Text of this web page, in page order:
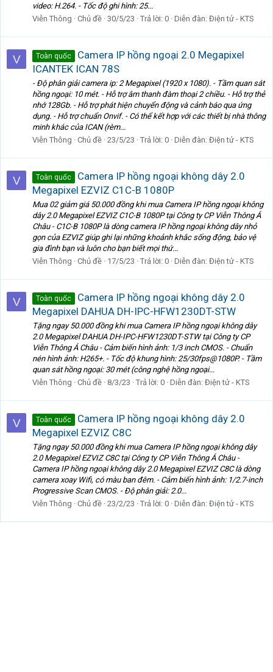
video: H.264. - Tốc độ ghi hình: 25...
Viễn Thông
Chủ đề 30/5/23 Trả lời: 0 Diễn đàn: Điện tử - KTS
V Toàn quốc
Camera IP hồng ngoại 2.0 Megapixel
ICANTEK ICAN 78S
- Độ phân giải camera ip: 2 Megapixel (1920 x 1080). - Tầm quan sát
hồng ngoại: 10 mét. - Hỗ trợ âm thanh đàm thoại 2 chiều. - Hỗ trợ thẻ
nhớ 128Gb. - Hỗ trợ phát hiện chuyển động và cảnh báo qua ứng
dụng. - Hỗ trợ chuẩn Onvif. - Có thể kết hợp với các thiết bị nhà thông
minh khác của ICAN (rèm...
Viễn Thông
Chủ đề 23/5/23 Trả lời: 0 Diễn đàn: Điện tử - KTS
V Toàn quốc
Camera IP hồng ngoại không dây 2.0
Megapixel EZVIZ C1C-B 1080P
Mua 02 giảm giá 50.000 đồng khi mua Camera IP hồng ngoại không
dây 2.0 Megapixel EZVIZ C1C-B 1080P tại Công ty CP Viễn Thông Á
Châu - C1C-B 1080P là dòng camera IP hồng ngoại không dây nhỏ
gọn của EZVIZ giúp ghi lại những khoảnh khắc sống động, bảo vệ
gia đình bạn và luôn cho bạn biết mọi thứ...
Viễn Thông
Chủ đề 17/5/23 Trả lời: 0 Diễn đàn: Điện tử - KTS
V Toàn quốc
Camera IP hồng ngoại không dây 2.0
Megapixel DAHUA DH-IPC-HFW1230DT-STW
Tặng ngay 50.000 đồng khi mua Camera IP hồng ngoại không dây
2.0 Megapixel DAHUA DH-IPC-HFW1230DT-STW tại Công ty CP
Viễn Thông Á Châu - Cảm biến hình ảnh: 1/3 inch CMOS. - Chuẩn
nén hình ảnh: H265+. - Tốc độ khung hình: 25/30fps@1080P. - Tầm
quan sát hồng ngoại: 30 mét (công nghệ hồng ngoại...
Viễn Thông
Chủ đề 8/3/23 Trả lời: 0 Diễn đàn: Điện tử - KTS
V Toàn quốc
Camera IP hồng ngoại không dây 2.0
Megapixel EZVIZ C8C
Tặng ngay 50.000 đồng khi mua Camera IP hồng ngoại không dây
2.0 Megapixel EZVIZ C8C tại Công ty CP Viễn Thông Á Châu -
Camera IP hồng ngoại không dây 2.0 Megapixel EZVIZ C8C là dòng
camera xoay Wifi, có màu ban đêm. - Cảm biến hình ảnh: 1/2.7-inch
Progressive Scan CMOS. - Độ phân giải: 2.0...
Viễn Thông
Chủ đề 23/2/23 Trả lời: 0 Diễn đàn: Điện tử - KTS